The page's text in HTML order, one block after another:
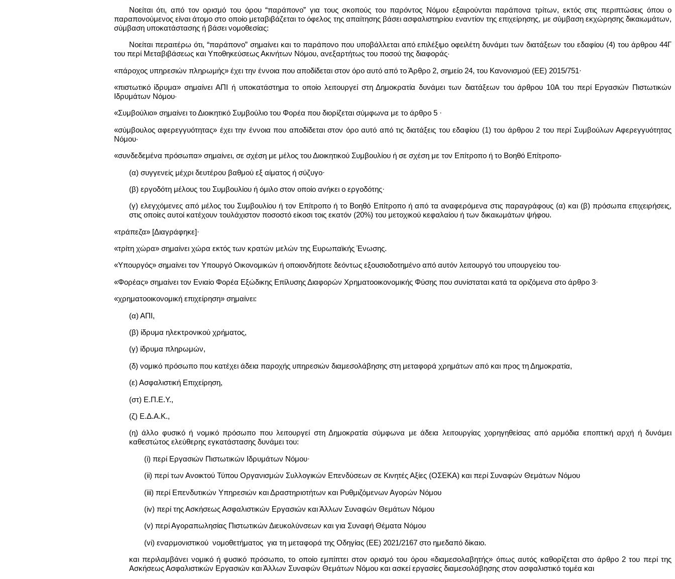
Νοείται ότι, από τον ορισμό του όρου “παράπονο” για τους σκοπούς του παρόντος Νόμου εξαιρούνται παράπονα τρίτων, εκτός στις περιπτώσεις όπου ο
παραπονούμενος είναι άτομο στο οποίο μεταβιβάζεται το όφελος της απαίτησης βάσει ασφαλιστηρίου εναντίον της επιχείρησης, με σύμβαση εκχώρησης δικαιωμάτων,
σύμβαση υποκατάστασης ή βάσει νομοθεσίας:
Νοείται περαιτέρω ότι, “παράπονο” σημαίνει και το παράπονο που υποβάλλεται από επιλέξιμο οφειλέτη δυνάμει των διατάξεων του εδαφίου (4) του άρθρου 44Γ
του περί Μεταβιβάσεως και Υποθηκεύσεως Ακινήτων Νόμου, ανεξαρτήτως του ποσού της διαφοράς·
«πάροχος υπηρεσιών πληρωμής» έχει την έννοια που αποδίδεται στον όρο αυτό από το Άρθρο 2, σημείο 24, του Κανονισμού (ΕΕ) 2015/751·
«πιστωτικό ίδρυμα» σημαίνει ΑΠΙ ή υποκατάστημα το οποίο λειτουργεί στη Δημοκρατία δυνάμει των διατάξεων του άρθρου 10Α του περί Εργασιών Πιστωτικών
Ιδρυμάτων Νόμου·
«Συμβούλιο» σημαίνει το Διοικητικό Συμβούλιο του Φορέα που διορίζεται σύμφωνα με το άρθρο 5 ·
«σύμβουλος αφερεγγυότητας» έχει την έννοια που αποδίδεται στον όρο αυτό από τις διατάξεις του εδαφίου (1) του άρθρου 2 του περί Συμβούλων Αφερεγγυότητας
Νόμου·
«συνδεδεμένα πρόσωπα» σημαίνει, σε σχέση με μέλος του Διοικητικού Συμβουλίου ή σε σχέση με τον Επίτροπο ή το Βοηθό Επίτροπο-
(α) συγγενείς μέχρι δευτέρου βαθμού εξ αίματος ή σύζυγο·
(β) εργοδότη μέλους του Συμβουλίου ή όμιλο στον οποίο ανήκει ο εργοδότης·
(γ) ελεγχόμενες από μέλος του Συμβουλίου ή τον Επίτροπο ή το Βοηθό Επίτροπο ή από τα αναφερόμενα στις παραγράφους (α) και (β) πρόσωπα επιχειρήσεις,
στις οποίες αυτοί κατέχουν τουλάχιστον ποσοστό είκοσι τοις εκατόν (20%) του μετοχικού κεφαλαίου ή των δικαιωμάτων ψήφου.
«τράπεζα» [Διαγράφηκε]·
«τρίτη χώρα» σημαίνει χώρα εκτός των κρατών μελών της Ευρωπαϊκής Ένωσης.
«Υπουργός» σημαίνει τον Υπουργό Οικονομικών ή οποιονδήποτε δεόντως εξουσιοδοτημένο από αυτόν λειτουργό του υπουργείου του·
«Φορέας» σημαίνει τον Ενιαίο Φορέα Εξώδικης Επίλυσης Διαφορών Χρηματοοικονομικής Φύσης που συνίσταται κατά τα οριζόμενα στο άρθρο 3·
«χρηματοοικονομική επιχείρηση» σημαίνει:
(α) ΑΠΙ,
(β) ίδρυμα ηλεκτρονικού χρήματος,
(γ) ίδρυμα πληρωμών,
(δ) νομικό πρόσωπο που κατέχει άδεια παροχής υπηρεσιών διαμεσολάβησης στη μεταφορά χρημάτων από και προς τη Δημοκρατία,
(ε) Ασφαλιστική Επιχείρηση,
(στ) Ε.Π.Ε.Υ.,
(ζ) Ε.Δ.Α.Κ.,
(η) άλλο φυσικό ή νομικό πρόσωπο που λειτουργεί στη Δημοκρατία σύμφωνα με άδεια λειτουργίας χορηγηθείσας από αρμόδια εποπτική αρχή ή δυνάμει
καθεστώτος ελεύθερης εγκατάστασης δυνάμει του:
(i) περί Εργασιών Πιστωτικών Ιδρυμάτων Νόμου·
(ii) περί των Ανοικτού Τύπου Οργανισμών Συλλογικών Επενδύσεων σε Κινητές Αξίες (ΟΣΕΚΑ) και περί Συναφών Θεμάτων Νόμου
(iii) περί Επενδυτικών Υπηρεσιών και Δραστηριοτήτων και Ρυθμιζόμενων Αγορών Νόμου
(iv) περί της Ασκήσεως Ασφαλιστικών Εργασιών και Άλλων Συναφών Θεμάτων Νόμου
(v) περί Αγοραπωλησίας Πιστωτικών Διευκολύνσεων και για Συναφή Θέματα Νόμου
(vi) εναρμονιστικού νομοθετήματος για τη μεταφορά της Οδηγίας (ΕΕ) 2021/2167 στο ημεδαπό δίκαιο.
και περιλαμβάνει νομικό ή φυσικό πρόσωπο, το οποίο εμπίπτει στον ορισμό του όρου «διαμεσολαβητής» όπως αυτός καθορίζεται στο άρθρο 2 του περί της
Ασκήσεως Ασφαλιστικών Εργασιών και Άλλων Συναφών Θεμάτων Νόμου και ασκεί εργασίες διαμεσολάβησης στον ασφαλιστικό τομέα και